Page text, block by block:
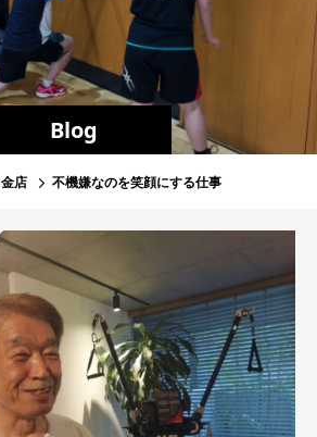
Blog
店 不機嫌なのを笑顔にする仕事